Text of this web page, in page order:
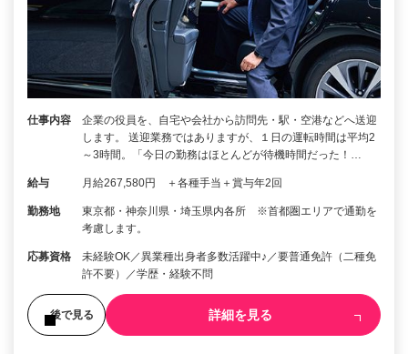
仕事内容
企業の役員を、自宅や会社から訪問先・駅・空港などへ送迎
します。 送迎業務ではありますが、１日の運転時間は平均2
～3時間。「今日の勤務はほとんどが待機時間だった！…
給与 月給267,580円 ＋各種手当＋賞与年2回
勤務地
東京都・神奈川県・埼玉県内各所 ※首都圏エリアで通勤を
考慮します。
応募資格
未経験OK／異業種出身者多数活躍中♪／要普通免許（二種免
許不要）／学歴・経験不問
後で見る 詳細を見る